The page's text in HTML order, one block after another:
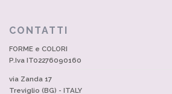
CONTATTI
FORME e COLORI
P.Iva IT02276090160
via Zanda 17
Treviglio (BG) - ITALY